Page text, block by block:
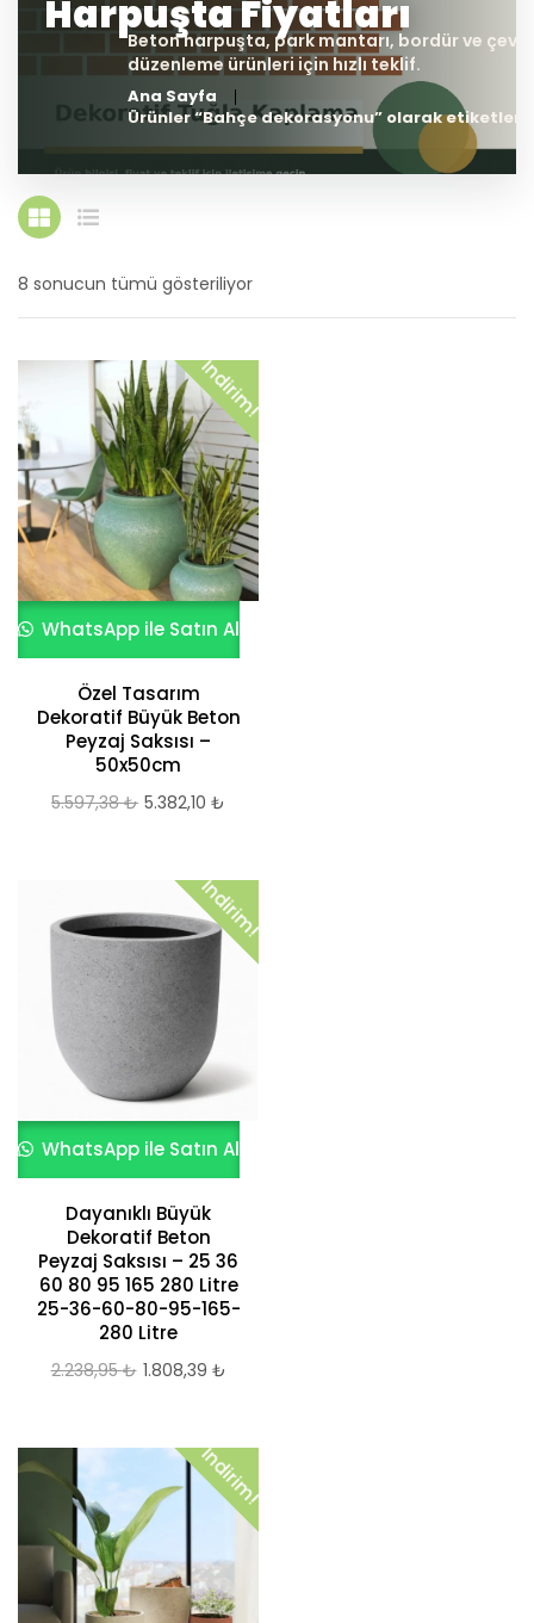
Ana Sayfa
Ürünler “Bahçe dekorasyonu” olarak
8 sonucun tümü gösteriliyor
sıralandı
İndirim!
WhatsApp ile Satın Al
Özel Tasarım
Dekoratif Büyük Beton
Peyzaj Saksısı –
50x50cm
5.597,38₺ Orijinal
5.597,38 ₺.
5.382,10 ₺
fiyat:
5.382,10 ₺.
İndirim!
WhatsApp ile Satın Al
Dayanıklı Büyük
Dekoratif Beton
Peyzaj Saksısı – 25 36
60 80 95 165 280 Litre
25-36-60-80-95-165-
280 Litre
2.238,95₺ Orijinal
2.238,95 ₺.
1.808,39 ₺
fiyat:
1.808,39 ₺.
İndirim!